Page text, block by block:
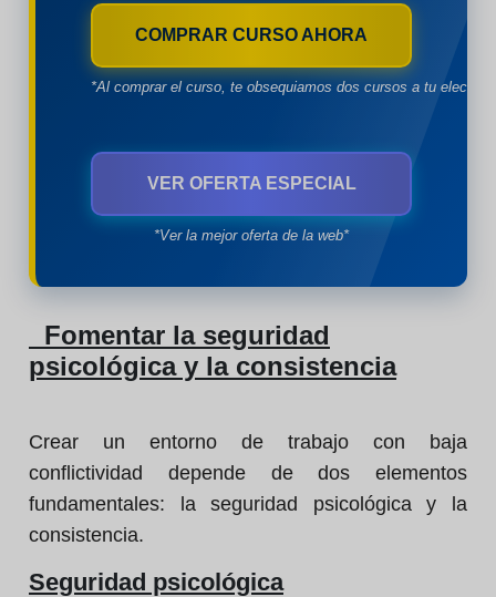
COMPRAR CURSO AHORA
*Al comprar el curso, te obsequiamos dos cursos a tu
VER OFERTA ESPECIAL
*Ver la mejor oferta de la web*
Fomentar la seguridad
psicológica y la consistencia
Crear un entorno de trabajo con baja
conflictividad depende de dos elementos
fundamentales: la seguridad psicológica y la
consistencia.
Seguridad psicológica